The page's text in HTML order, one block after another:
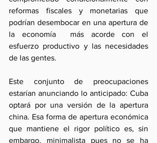
reformas fiscales y monetarias que
podrían desembocar en una apertura de
la economía  más acorde con el
esfuerzo productivo y las necesidades
de las gentes.
Este conjunto de preocupaciones
estarían anunciando lo anticipado: Cuba
optará por una versión de la apertura
china. Esa forma de apertura económica
que mantiene el rigor político es, sin
embargo, minimalista pues no se ha